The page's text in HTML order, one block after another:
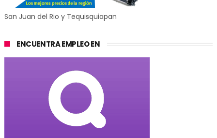
San Juan del Rio y Tequisquiapan
ENCUENTRA EMPLEO EN